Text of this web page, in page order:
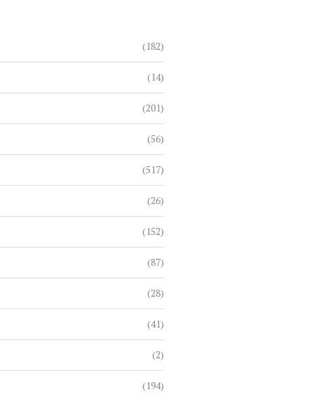
(182)
(14)
(201)
(56)
(517)
(26)
(152)
(87)
(28)
(41)
(2)
(194)